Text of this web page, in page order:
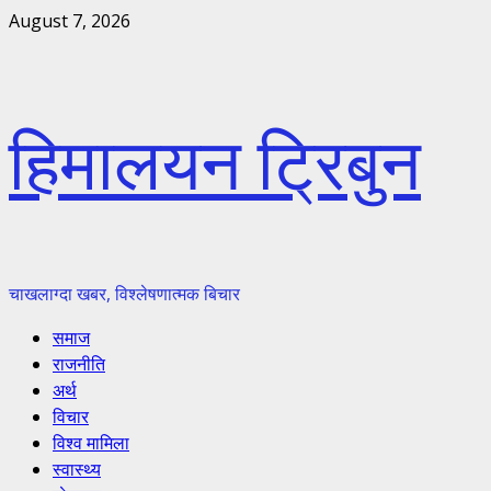
Skip
August 7, 2026
हिमालयन ट्रिबुन
चाखलाग्दा खबर, विश्लेषणात्मक बिचार
Primary
Menu
समाज
राजनीति
अर्थ
विचार
विश्व मामिला
स्वास्थ्य